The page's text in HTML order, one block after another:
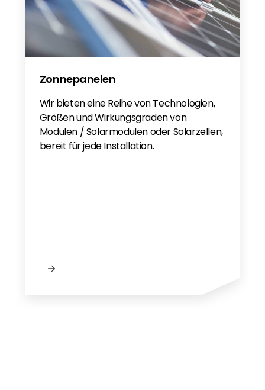
Zonnepanelen
Wir bieten eine Reihe von Technologien,
Größen und Wirkungsgraden von
Modulen / Solarmodulen oder Solarzellen,
bereit für jede Installation.